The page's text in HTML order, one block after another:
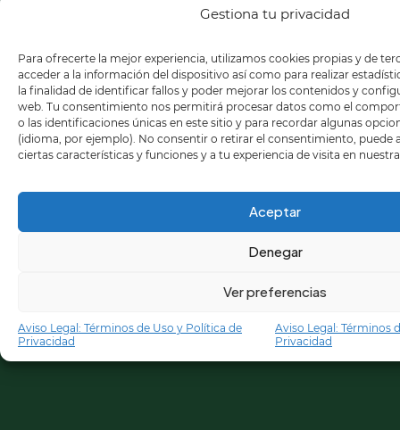
Gestiona tu privacidad
Para ofrecerte la mejor experiencia, utilizamos cookies propias y de
acceder a la información del dispositivo así como para realizar
la finalidad de identificar fallos y poder mejorar los contenidos y
web. Tu consentimiento nos permitirá procesar datos como el
o las identificaciones únicas en este sitio y para recordar algunas
(idioma, por ejemplo). No consentir o retirar el consentimiento, puede
ciertas características y funciones y a tu experiencia de visita en
Aceptar
Denegar
Ver preferencias
Aviso Legal: Términos de Uso y Política de
Privacidad
Aviso Legal: Términos
Privacidad